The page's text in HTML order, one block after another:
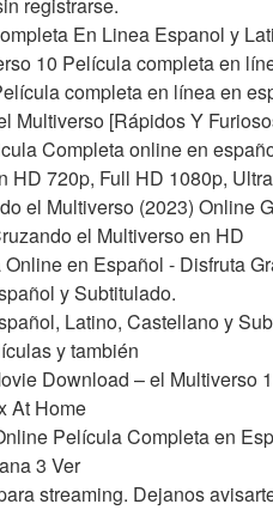
registrarse.
En Linea Espanol y
10 Película completa en
completa en línea en
[Rápidos Y
Completa online en
HD 720p, Full HD 1080p,
el Multiverso (2023) Online
el Multiverso en HD
en Español - Disfruta
y Subtitulado.
Latino, Castellano y
y también
Download – el Multiverso
At Home
Película Completa en
3 Ver
streaming. Dejanos